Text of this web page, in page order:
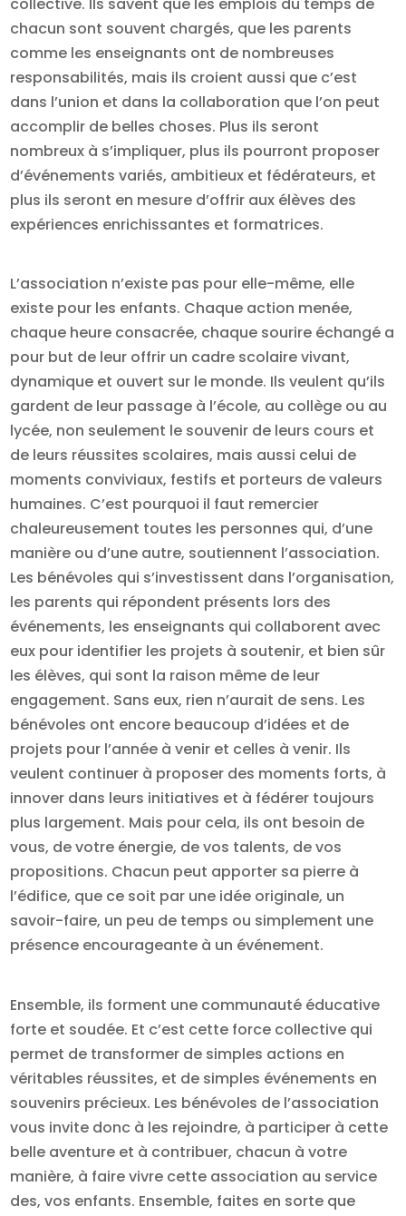
chacun sont souvent chargés, que les parents
comme les enseignants ont de nombreuses
responsabilités, mais ils croient aussi que c’est
dans l’union et dans la collaboration que l’on peut
accomplir de belles choses. Plus ils seront
nombreux à s’impliquer, plus ils pourront proposer
d’événements variés, ambitieux et fédérateurs, et
plus ils seront en mesure d’offrir aux élèves des
expériences enrichissantes et formatrices.
L’association n’existe pas pour elle-même, elle
existe pour les enfants. Chaque action menée,
chaque heure consacrée, chaque sourire échangé a
pour but de leur offrir un cadre scolaire vivant,
dynamique et ouvert sur le monde. Ils veulent qu’ils
gardent de leur passage à l’école, au collège ou au
lycée, non seulement le souvenir de leurs cours et
de leurs réussites scolaires, mais aussi celui de
moments conviviaux, festifs et porteurs de valeurs
humaines. C’est pourquoi il faut remercier
chaleureusement toutes les personnes qui, d’une
manière ou d’une autre, soutiennent l’association.
Les bénévoles qui s’investissent dans l’organisation,
les parents qui répondent présents lors des
événements, les enseignants qui collaborent avec
eux pour identifier les projets à soutenir, et bien sûr
les élèves, qui sont la raison même de leur
engagement. Sans eux, rien n’aurait de sens. Les
bénévoles ont encore beaucoup d’idées et de
projets pour l’année à venir et celles à venir. Ils
veulent continuer à proposer des moments forts, à
innover dans leurs initiatives et à fédérer toujours
plus largement. Mais pour cela, ils ont besoin de
vous, de votre énergie, de vos talents, de vos
propositions. Chacun peut apporter sa pierre à
l’édifice, que ce soit par une idée originale, un
savoir-faire, un peu de temps ou simplement une
présence encourageante à un événement.
Ensemble, ils forment une communauté éducative
forte et soudée. Et c’est cette force collective qui
permet de transformer de simples actions en
véritables réussites, et de simples événements en
souvenirs précieux. Les bénévoles de l’association
vous invite donc à les rejoindre, à participer à cette
belle aventure et à contribuer, chacun à votre
manière, à faire vivre cette association au service
des, vos enfants. Ensemble, faites en sorte que